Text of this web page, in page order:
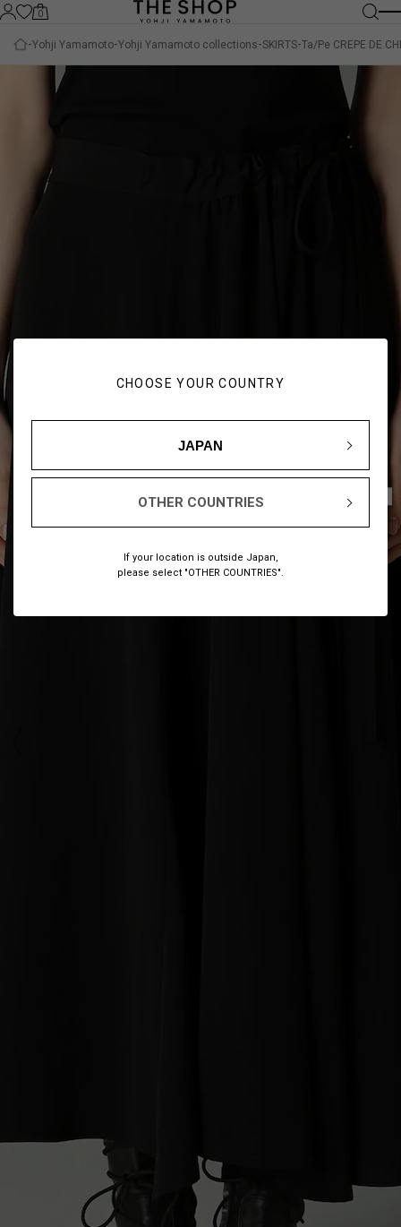
CHOOSE YOUR COUNTRY
JAPAN
OTHER COUNTRIES
If your location is outside Japan,
please select "OTHER COUNTRIES".
0
Yohji Yamamoto Yohji Yamamoto collections SKIRTS Ta/Pe CREPE DE